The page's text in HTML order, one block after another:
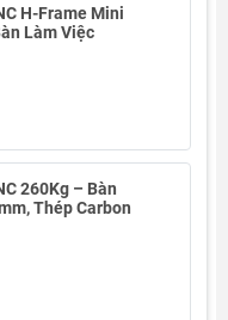
và độ chính xác cao
tính đôi (20mm)
mà vượt trội, phù hợp
gỗ kỹ thuật,
, mọi chi tiết lắp ghép
cơ NEMA57, spindle
trục A hoặc module
H-Frame Mini
Làm Việc
260Kg – Bàn
Thép Carbon